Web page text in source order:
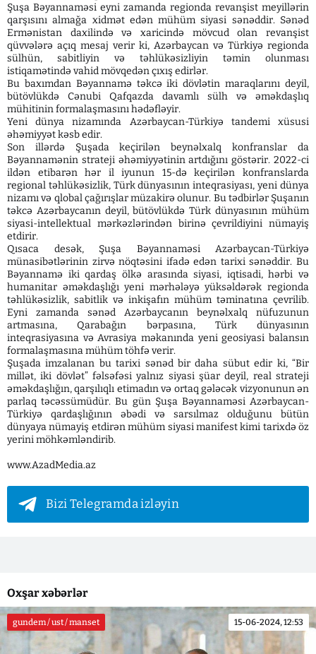
Şuşa Bəyannaməsi eyni zamanda regionda revanşist meyillərin
qarşısını almağa xidmət edən mühüm siyasi sənəddir. Sənəd
Ermənistan daxilində və xaricində mövcud olan revanşist
qüvvələrə açıq mesaj verir ki, Azərbaycan və Türkiyə regionda
sülhün, sabitliyin və təhlükəsizliyin təmin olunması
istiqamətində vahid mövqedən çıxış edirlər.
Bu baxımdan Bəyannamə təkcə iki dövlətin maraqlarını deyil,
bütövlükdə Cənubi Qafqazda davamlı sülh və əməkdaşlıq
mühitinin formalaşmasını hədəfləyir.
Yeni dünya nizamında Azərbaycan-Türkiyə tandemi xüsusi
əhəmiyyət kəsb edir.
Son illərdə Şuşada keçirilən beynəlxalq konfranslar da
Bəyannamənin strateji əhəmiyyətinin artdığını göstərir. 2022-ci
ildən etibarən hər il iyunun 15-də keçirilən konfranslarda
regional təhlükəsizlik, Türk dünyasının inteqrasiyası, yeni dünya
nizamı və qlobal çağırışlar müzakirə olunur. Bu tədbirlər Şuşanın
təkcə Azərbaycanın deyil, bütövlükdə Türk dünyasının mühüm
siyasi-intellektual mərkəzlərindən birinə çevrildiyini nümayiş
etdirir.
Qısaca desək, Şuşa Bəyannaməsi Azərbaycan-Türkiyə
münasibətlərinin zirvə nöqtəsini ifadə edən tarixi sənəddir. Bu
Bəyannamə iki qardaş ölkə arasında siyasi, iqtisadi, hərbi və
humanitar əməkdaşlığı yeni mərhələyə yüksəldərək regionda
təhlükəsizlik, sabitlik və inkişafın mühüm təminatına çevrilib.
Eyni zamanda sənəd Azərbaycanın beynəlxalq nüfuzunun
artmasına, Qarabağın bərpasına, Türk dünyasının
inteqrasiyasına və Avrasiya məkanında yeni geosiyasi balansın
formalaşmasına mühüm töhfə verir.
Şuşada imzalanan bu tarixi sənəd bir daha sübut edir ki, “Bir
millət, iki dövlət” fəlsəfəsi yalnız siyasi şüar deyil, real strateji
əməkdaşlığın, qarşılıqlı etimadın və ortaq gələcək vizyonunun ən
parlaq təcəssümüdür. Bu gün Şuşa Bəyannaməsi Azərbaycan-
Türkiyə qardaşlığının əbədi və sarsılmaz olduğunu bütün
dünyaya nümayiş etdirən mühüm siyasi manifest kimi tarixdə öz
yerini möhkəmləndirib.
www.AzadMedia.az
Bizi Telegramda izləyin
Oxşar xəbərlər
gundem / ust / manset 15-06-2024, 12:53